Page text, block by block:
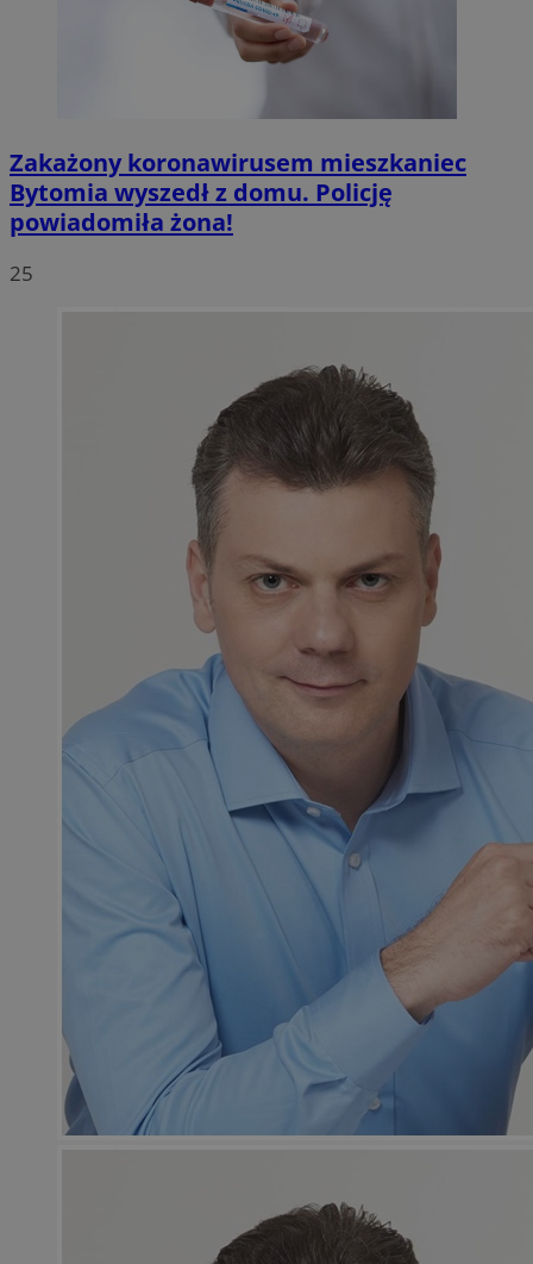
Zakażony koronawirusem mieszkaniec
Bytomia wyszedł z domu. Policję
powiadomiła żona!
25